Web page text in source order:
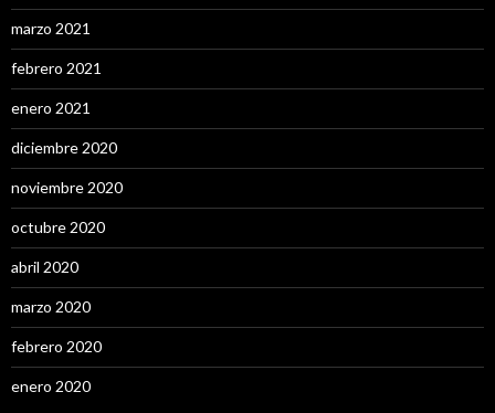
marzo 2021
febrero 2021
enero 2021
diciembre 2020
noviembre 2020
octubre 2020
abril 2020
marzo 2020
febrero 2020
enero 2020